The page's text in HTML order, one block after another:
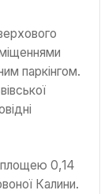
паркінгом.
площею 0,14
Калини.